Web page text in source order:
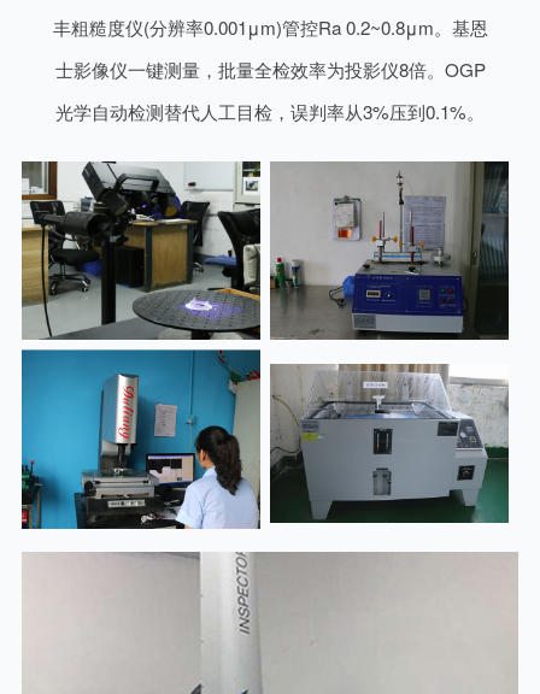
丰粗糙度仪(分辨率0.001μm)管控Ra 0.2~0.8μm。基恩
士影像仪一键测量，批量全检效率为投影仪8倍。OGP
光学自动检测替代人工目检，误判率从3%压到0.1%。